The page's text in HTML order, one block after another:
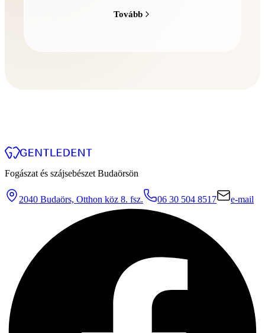
Tovább
Fogászat és szájsebészet Budaörsön
2040 Budaörs, Otthon köz 8. fsz. 06 30 504 8517 e-mail